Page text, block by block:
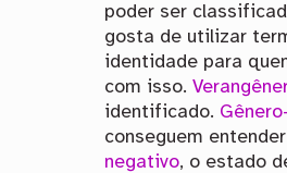
poder ser
gosta de utilizar
identidade para
com isso.
identificado.
conseguem
negativo, o estado